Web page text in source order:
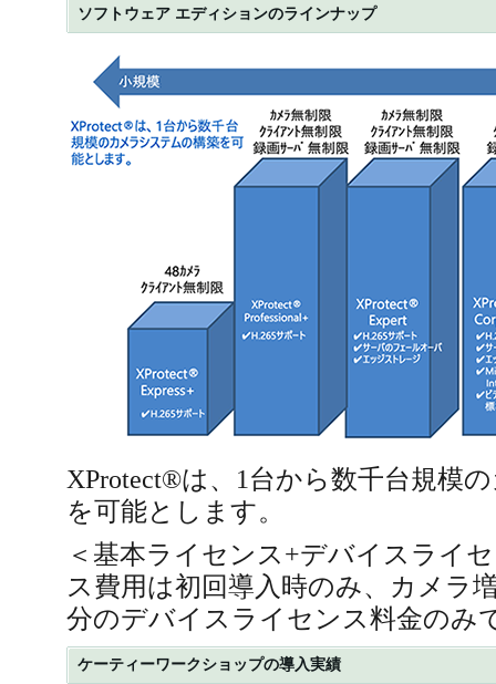
ソフトウェア エディションのラインナップ
XProtect®は、1台から数千台規模
を可能とします。
＜基本ライセンス+デバイスライ
ス費用は初回導入時のみ、カメラ
分のデバイスライセンス料金のみ
ケーティーワークショップの導入実績